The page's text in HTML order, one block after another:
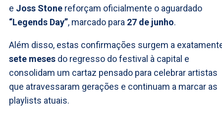
e Joss Stone reforçam oficialmente o aguardado
“Legends Day”, marcado para 27 de junho.
Além disso, estas confirmações surgem a
sete meses do regresso do festival à capital e
consolidam um cartaz pensado para celebrar artistas
que atravessaram gerações e continuam a marcar as
playlists atuais.